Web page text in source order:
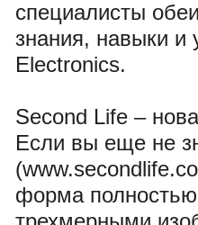
специалисты
знания, навыки и
Electronics.
Second Life –
Если вы еще не
форма